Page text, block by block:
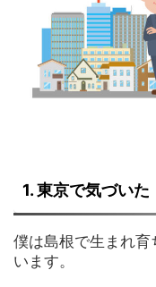
1. 東京で気づいた
僕は島根で生まれ
います。